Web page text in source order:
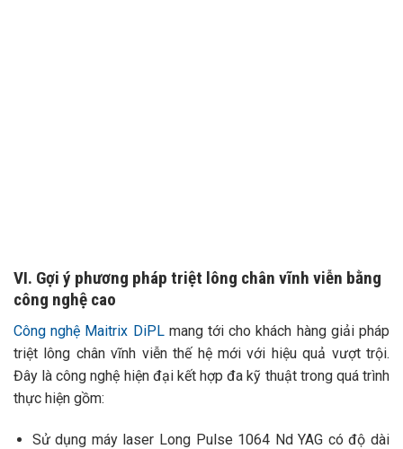
VI. Gợi ý phương pháp triệt lông chân vĩnh viễn bằng
công nghệ cao
Công nghệ Maitrix DiPLmang tới cho khách hàng giải pháp
triệt lông chân vĩnh viễn thế hệ mới với hiệu quả vượt trội.
Đây là công nghệ hiện đại kết hợp đa kỹ thuật trong quá trình
thực hiện gồm:
Sử dụng máy laser Long Pulse 1064 Nd YAG có độ dài